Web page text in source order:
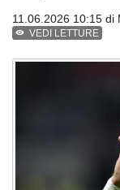
11.06.2026 10:15 di
VEDI LETTURE